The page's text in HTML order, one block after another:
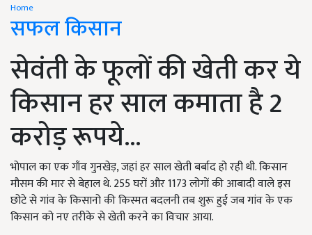
Home
सफल किसान
सेवंती के फूलों की खेती कर ये
किसान हर साल कमाता है 2
करोड़ रूपये...
भोपाल का एक गाँव गुनखेड़, जहां हर साल खेती बर्बाद हो रही थी. किसान
मौसम की मार से बेहाल थे. 255 घरों और 1173 लोगों की आबादी वाले इस
छोटे से गांव के किसानो की किस्मत बदलनी तब शुरू हुई जब गांव के एक
किसान को नए तरीके से खेती करने का विचार आया.